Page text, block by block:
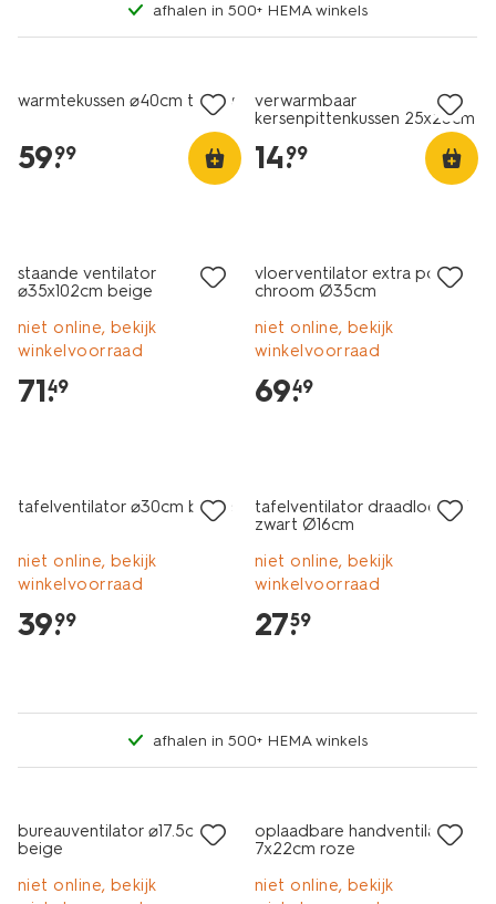
afhalen in 500+ HEMA winkels
warmtekussen ⌀40cm teddy
59.
99
verwarmbaar
kersenpittenkussen 25x25cm
14.
99
staande ventilator
⌀35x102cm beige
niet online, bekijk
winkelvoorraad
71.
49
vloerventilator extra power
chroom Ø35cm
niet online, bekijk
winkelvoorraad
69.
49
tafelventilator ⌀30cm beige
niet online, bekijk
winkelvoorraad
39.
99
tafelventilator draadloos stil
zwart Ø16cm
niet online, bekijk
winkelvoorraad
27.
59
afhalen in 500+ HEMA winkels
bureauventilator ⌀17.5cm
beige
niet online, bekijk
oplaadbare handventilator
7x22cm roze
niet online, bekijk